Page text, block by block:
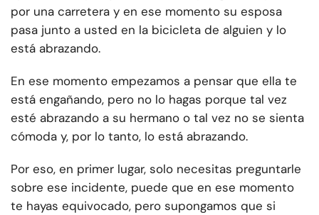
por una carretera y en ese momento su esposa
pasa junto a usted en la bicicleta de alguien y lo
está abrazando.
En ese momento empezamos a pensar que ella te
está engañando, pero no lo hagas porque tal vez
esté abrazando a su hermano o tal vez no se sienta
cómoda y, por lo tanto, lo está abrazando.
Por eso, en primer lugar, solo necesitas preguntarle
sobre ese incidente, puede que en ese momento
te hayas equivocado, pero supongamos que si